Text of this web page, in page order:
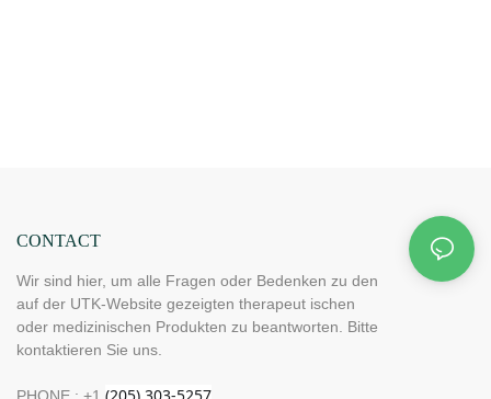
CONTACT
Wir sind hier, um alle Fragen oder Bedenken zu den
auf der UTK-Website gezeigten therapeut ischen
oder medizinischen Produkten zu beantworten. Bitte
kontaktieren Sie uns.